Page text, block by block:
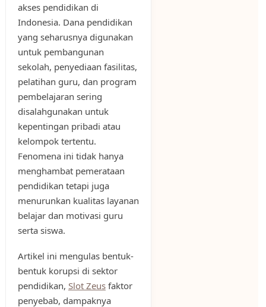
akses pendidikan di
Indonesia. Dana pendidikan
yang seharusnya digunakan
untuk pembangunan
sekolah, penyediaan fasilitas,
pelatihan guru, dan program
pembelajaran sering
disalahgunakan untuk
kepentingan pribadi atau
kelompok tertentu.
Fenomena ini tidak hanya
menghambat pemerataan
pendidikan tetapi juga
menurunkan kualitas layanan
belajar dan motivasi guru
serta siswa.
Artikel ini mengulas bentuk-
bentuk korupsi di sektor
pendidikan, Slot Zeusfaktor
penyebab, dampaknya